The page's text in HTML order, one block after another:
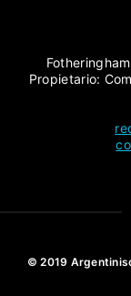
Propietario:
© 2019